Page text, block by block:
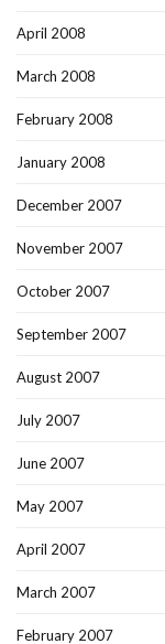
April 2008
March 2008
February 2008
January 2008
December 2007
November 2007
October 2007
September 2007
August 2007
July 2007
June 2007
May 2007
April 2007
March 2007
February 2007